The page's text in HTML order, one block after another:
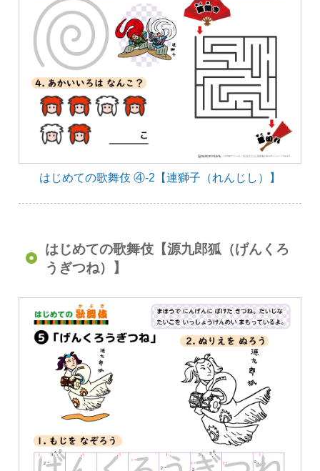
はじめての歌舞伎 ④-2【連獅子（れんじし）】
はじめての歌舞伎【源九郎狐（げんくろ
うぎつね）】